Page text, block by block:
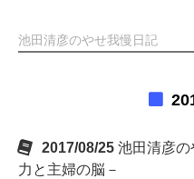
池田清彦のやせ我慢日記
2017/08/25 池田清彦
力と主婦の脳－